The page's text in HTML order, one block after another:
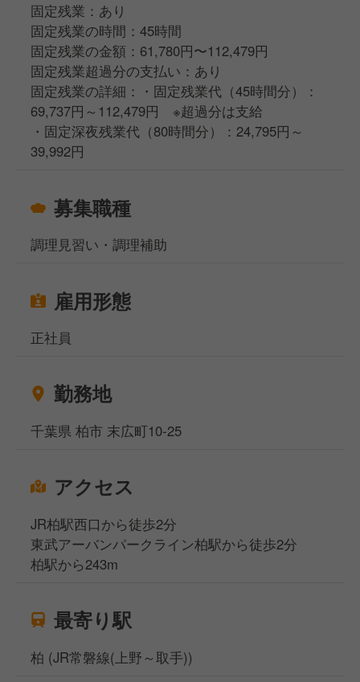
固定残業：あり
固定残業の時間：45時間
固定残業の金額：61,780円〜112,479円
固定残業超過分の支払い：あり
固定残業の詳細：・固定残業代（45時間分）：
69,737円～112,479円 ※超過分は支給
・固定深夜残業代（80時間分）：24,795円～
39,992円
募集職種
調理見習い・調理補助
雇用形態
正社員
勤務地
千葉県 柏市 末広町10-25
アクセス
JR柏駅西口から徒歩2分
東武アーバンパークライン柏駅から徒歩2分
柏駅から243m
最寄り駅
柏 (JR常磐線(上野～取手))